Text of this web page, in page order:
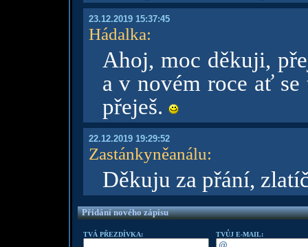
23.12.2019 15:37:45
Hádalka:
Ahoj, moc děkuji,
a v novém roce ať
přeješ.
22.12.2019 19:29:52
Zastánkyněanálu:
Děkuju za přání,
Přidání nového zápisu
TVÁ PŘEZDÍVKA: TVŮJ E-MAIL: